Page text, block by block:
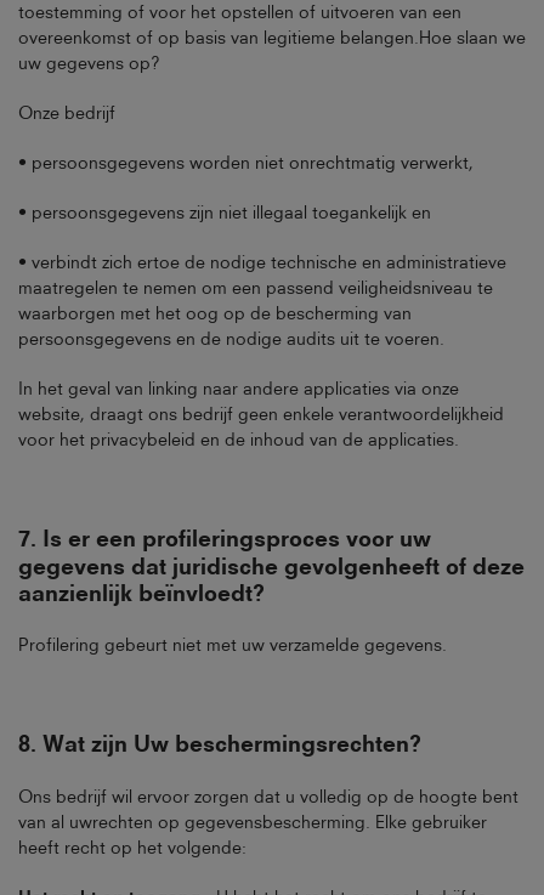
toestemming of voor het opstellen of uitvoeren van een
overeenkomst of op basis van legitieme belangen.Hoe slaan we
uw gegevens op?
Onze bedrijf
• persoonsgegevens worden niet onrechtmatig verwerkt,
• persoonsgegevens zijn niet illegaal toegankelijk en
• verbindt zich ertoe de nodige technische en administratieve
maatregelen te nemen om een passend veiligheidsniveau te
waarborgen met het oog op de bescherming van
persoonsgegevens en de nodige audits uit te voeren.
In het geval van linking naar andere applicaties via onze
website, draagt ons bedrijf geen enkele verantwoordelijkheid
voor het privacybeleid en de inhoud van de applicaties.
7. Is er een profileringsproces voor uw
gegevens dat juridische gevolgenheeft of deze
aanzienlijk beïnvloedt?
Profilering gebeurt niet met uw verzamelde gegevens.
8. Wat zijn Uw beschermingsrechten?
Ons bedrijf wil ervoor zorgen dat u volledig op de hoogte bent
van al uwrechten op gegevensbescherming. Elke gebruiker
heeft recht op het volgende: